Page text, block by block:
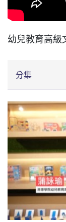
幼兒教育高級
分集